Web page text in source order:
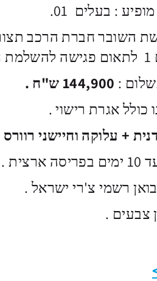
: בעלים 01.
השובר חברת הרכב
: 144,900 ש"ח .
כולל אגרת רישוי .
+ עלוקה וחיישני
.
רשמי צ'רי ישראל .
צבעים .